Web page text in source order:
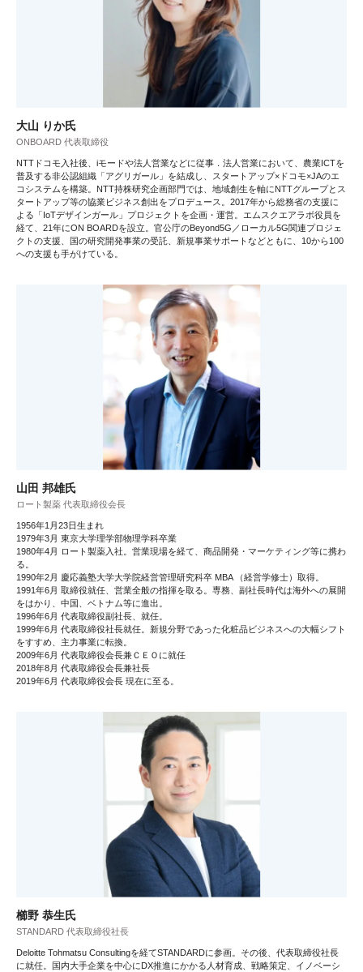
大山 りか氏
ONBOARD 代表取締役
NTTドコモ入社後、iモードや法人営業などに従事．法人営業において、農業ICTを
普及する非公認組織「アグリガール」を結成し、スタートアップ×ドコモ×JAのエ
コシステムを構築。NTT持株研究企画部門では、地域創生を軸にNTTグループとス
タートアップ等の協業ビジネス創出をプロデュース。2017年から総務省の支援に
よる「IoTデザインガール」プロジェクトを企画・運営。エムスクエアラボ役員を
経て、21年にON BOARDを設立。官公庁のBeyond5G／ローカル5G関連プロジェ
クトの支援、国の研究開発事業の受託、新規事業サポートなどともに、10から100
への支援も手がけている。
山田 邦雄氏
ロート製薬 代表取締役会長
1956年1月23日生まれ
1979年3月 東京大学理学部物理学科卒業
1980年4月 ロート製薬入社。営業現場を経て、商品開発・マーケティング等に携わ
る。
1990年2月 慶応義塾大学大学院経営管理研究科卒 MBA （経営学修士）取得。
1991年6月 取締役就任、営業全般の指揮を取る。専務、副社長時代は海外への展開
をはかり、中国、ベトナム等に進出。
1996年6月 代表取締役副社長、就任。
1999年6月 代表取締役社長就任。新規分野であった化粧品ビジネスへの大幅シフト
をすすめ、主力事業に転換。
2009年6月 代表取締役会長兼ＣＥＯに就任
2018年8月 代表取締役会長兼社長
2019年6月 代表取締役会長 現在に至る。
櫛野 恭生氏
STANDARD 代表取締役社長
Deloitte Tohmatsu Consultingを経てSTANDARDに参画。その後、代表取締役社長
に就任。国内大手企業を中心にDX推進にかかる人材育成、戦略策定、イノベーシ